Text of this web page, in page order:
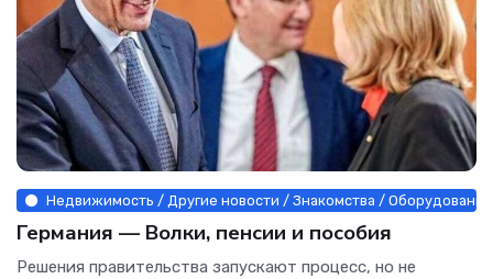
Недвижимость / Другие новости / Знакомства /
Германия — Волки, пенсии и пособия
Решения правительства запускают процесс, но не